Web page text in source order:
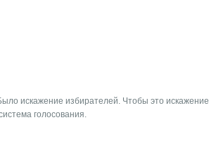
искажение избирателей. Чтобы это искажение
голосования.